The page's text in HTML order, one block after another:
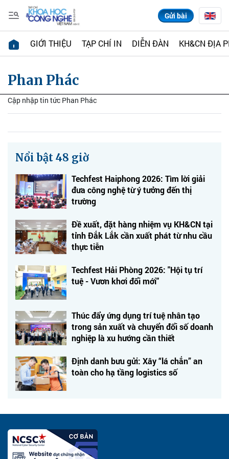
Gửi bài
GIỚI THIỆU TẠP CHÍ IN DIỄN ĐÀN KH&CN ĐỊA
Phan Phác
Cập nhập tin tức Phan Phác
Nổi bật 48 giờ
Techfest Haiphong 2026: Tìm lời giải
đưa công nghệ từ ý tưởng đến thị
trường
Đề xuất, đặt hàng nhiệm vụ KH&CN tại
tỉnh Đắk Lắk cần xuất phát từ nhu cầu
thực tiễn
Techfest Hải Phòng 2026: "Hội tụ trí
tuệ - Vươn khơi đổi mới"
Thúc đẩy ứng dụng trí tuệ nhân tạo
trong sản xuất và chuyển đổi số doanh
nghiệp là xu hướng cần thiết
Định danh bưu gửi: Xây “lá chắn” an
toàn cho hạ tầng logistics số